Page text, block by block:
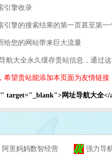
引擎收录
引擎的搜索结果的第一页甚至第一
给您的网站带来巨大流量
航大全永久缓存贵站信息，通过
望贵站能添加本页面为友情链接
target="_blank">网址导航大全</
阿里妈妈数智经营 强力导